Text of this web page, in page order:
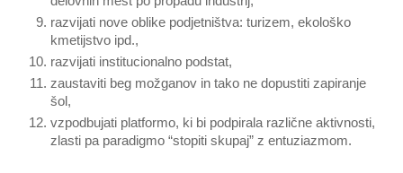
razvijati nove oblike podjetništva: turizem, ekološko
kmetijstvo ipd.,
razvijati institucionalno podstat,
zaustaviti beg možganov in tako ne dopustiti zapiranje
šol,
vzpodbujati platformo, ki bi podpirala različne aktivnosti,
zlasti pa paradigmo “stopiti skupaj” z entuziazmom.